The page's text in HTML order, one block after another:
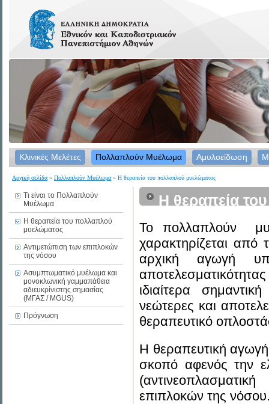
Κλινικές Μελέτες Πολλαπλούν Μυέλωμα Αμυλοείδωση
Αρχική σελίδα » Πολλαπλούν Μυέλωμα » Η θεραπεία του πολλαπλού μυελώματος
Τι είναι το Πολλαπλούν
Μυέλωμα
Η θεραπεία του πολλαπλού
μυελώματος
Αντιμετώπιση των επιπλοκών
της νόσου
Ασυμπτωματικό μυέλωμα και
μονοκλωνική γαμμαπάθεια
αδιευκρίνιστης σημασίας
(ΜΓΑΣ / MGUS)
Πρόγνωση
Η θεραπεία
Το πολλαπλούν
χαρακτηρίζεται
αρχική αγωγή
ιδιαίτερα
νεώτερες και
θεραπευτικό
Η θεραπευτική
σκοπό αφενός την
επιπλοκών της